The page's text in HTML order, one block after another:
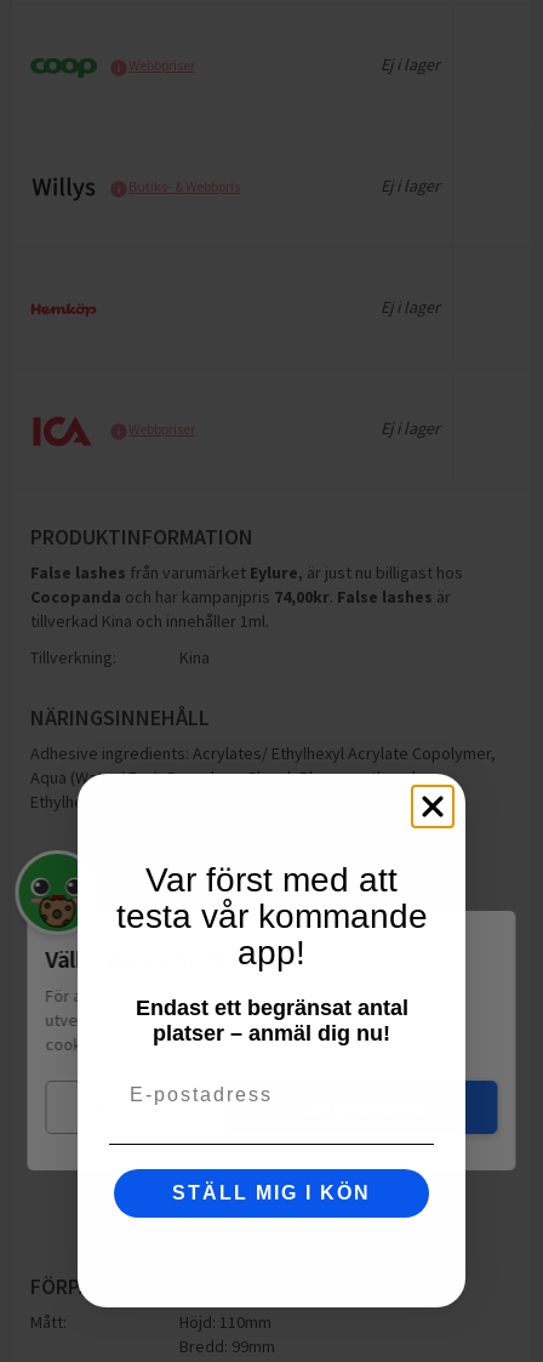
Webbpriser Ej i lager
Butiks- & Webbpris Ej i lager
Ej i lager
Webbpriser Ej i lager
PRODUKTINFORMATION
False lashes från varumärket Eylure, är just nu billigast hos
Cocopanda och har kampanjpris 74,00kr. False lashes är
tillverkad Kina och innehåller 1ml.
Tillverkning:
Kina
NÄRINGSINNEHÅLL
Adhesive ingredients: Acrylates/ Ethylhexyl Acrylate Copolymer,
Aqua (Water/ Eau), Propylene Glycol, Phenoxyethanol,
Ethylhexylglycerin.
FÖRPACKNING
Mått:
Höjd: 110mm
Bredd: 99mm
Välkommen till Matspar.se
För att leverera en personlig upplevelse, mäta sajtens
utveckling och ha sociala medier-koppling använder vi
cookies.
Läs mer
Mina val
Var först med att
testa vår kommande
app!
Endast ett begränsat antal
platser – anmäl dig nu!
STÄLL MIG I KÖN